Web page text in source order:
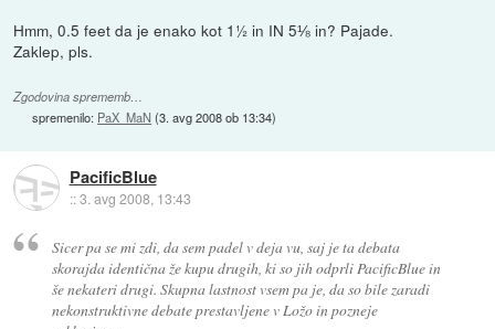
Hmm, 0.5 feet da je enako kot 1½ in IN 5⅛ in? Pajade.
Zaklep, pls.
Zgodovina sprememb…
spremenilo: PaX_MaN (3. avg 2008 ob 13:34)
PacificBlue
::3. avg 2008, 13:43
Sicer pa se mi zdi, da sem padel v deja vu, saj je ta debata
skorajda identična že kupu drugih, ki so jih odprli PacificBlue in
še nekateri drugi. Skupna lastnost vsem pa je, da so bile zaradi
nekonstruktivne debate prestavljene v Ložo in pozneje